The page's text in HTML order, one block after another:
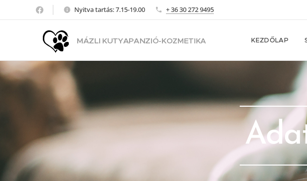
Nyitva tartás: 7.15-19.00 + 36 30 272 9495
MÁZLI KUTYAPANZIÓ-KOZMETIKA KEZDŐLAP